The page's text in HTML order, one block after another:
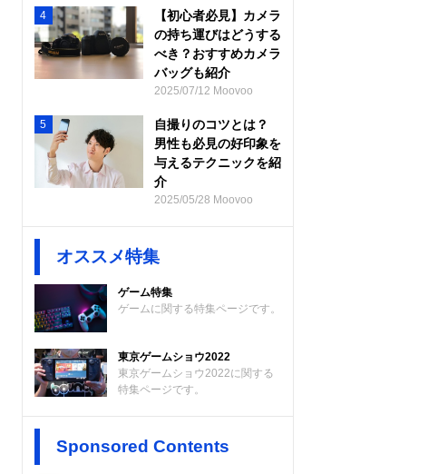
4
【初心者必見】カメラ
の持ち運びはどうする
べき？おすすめカメラ
バッグも紹介
2025/07/12 Moovoo
5
自撮りのコツとは？
男性も必見の好印象を
与えるテクニックを紹
介
2025/05/28 Moovoo
オススメ特集
ゲーム特集
ゲームに関する特集ページです。
東京ゲームショウ2022
東京ゲームショウ2022に関する
特集ページです。
Sponsored Contents